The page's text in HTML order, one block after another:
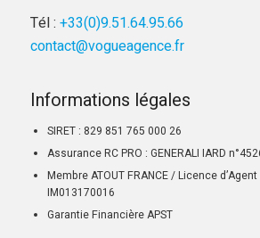
Tél : +33(0)9.51.64.95.66
contact@vogueagence.fr
Informations légales
SIRET : 829 851 765 000 26
Assurance RC PRO : GENERALI IARD
Membre ATOUT FRANCE / Licence
IM013170016
Garantie Financière APST